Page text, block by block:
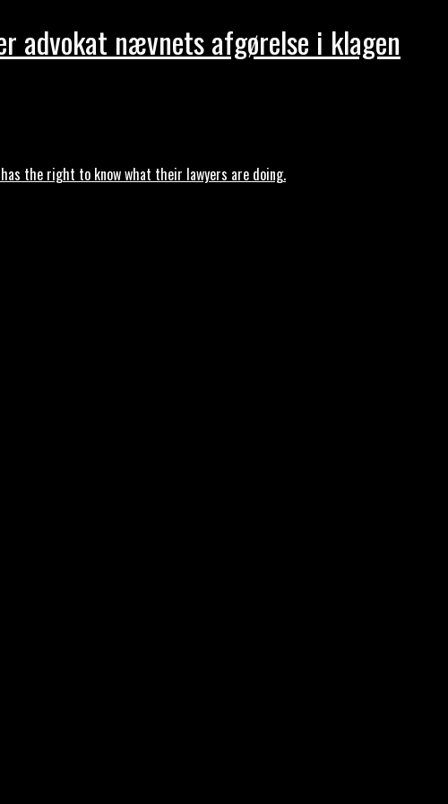
advokat nævnets afgørelse i klagen
the right to know what their lawyers are doing.